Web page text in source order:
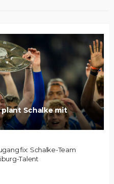
plant Schalke mit
fix: Schalke-Team
Talent